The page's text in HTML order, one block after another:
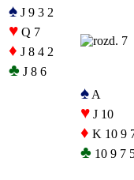
♠ J 9 3 2
♥ Q 7
♦ J 8 4 2
♣ J 8 6
♠ A
♥ J 10
♦ K 10 9
♣ 10 9 7